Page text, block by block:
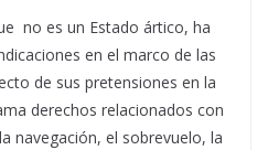
no es un Estado ártico, ha
en el marco de las
de sus pretensiones en la
derechos relacionados con
navegación, el sobrevuelo, la